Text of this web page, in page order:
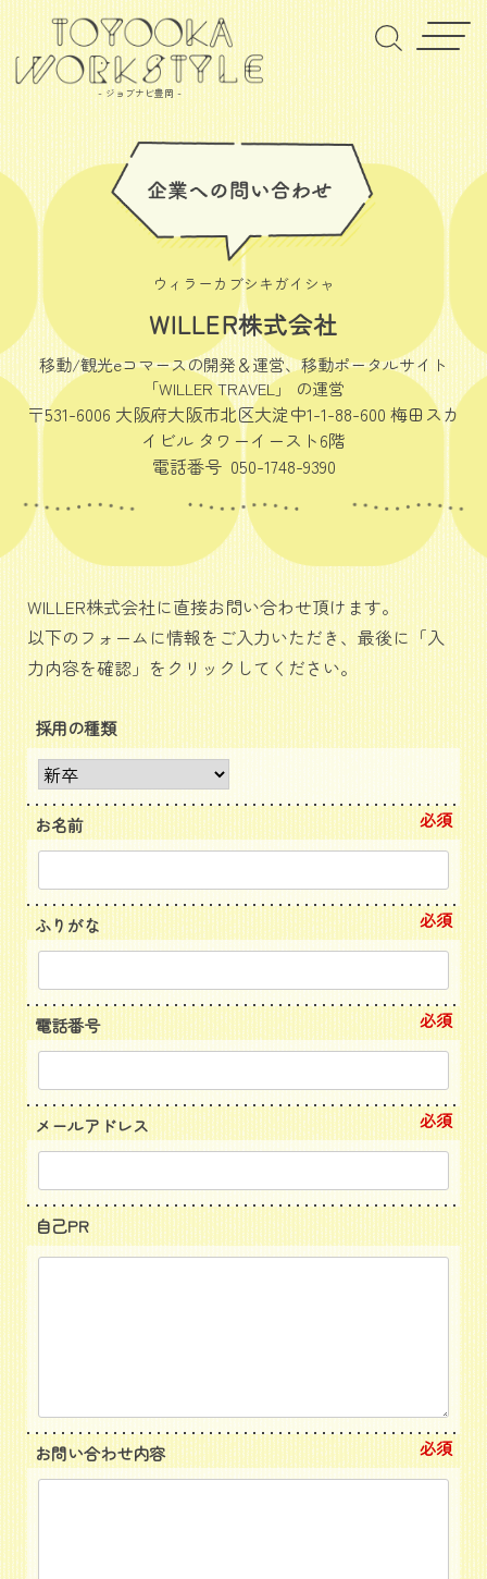
- ジョブナビ豊岡 -
ウィラーカブシキガイシャ
WILLER株式会社
移動/観光eコマースの開発＆運営、移動ポータルサイト
「WILLER TRAVEL」 の運営
〒531-6006 大阪府大阪市北区大淀中1-1-88-600 梅田スカ
イビル タワーイースト6階
電話番号 050-1748-9390
WILLER株式会社に直接お問い合わせ頂けます。
以下のフォームに情報をご入力いただき、最後に「入
力内容を確認」をクリックしてください。
採用の種類
お名前 必須
ふりがな 必須
電話番号 必須
メールアドレス 必須
自己PR
お問い合わせ内容 必須